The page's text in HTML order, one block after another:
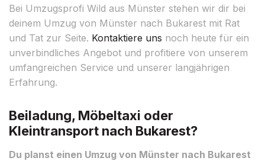
Bei Umzugsprofi Wild aus Münster stehen wir dir bei
deinem Umzug von Münster nach Bukarest mit Rat
und Tat zur Seite. Kontaktiere uns noch heute für ein
unverbindliches Angebot und profitiere von unserem
umfangreichen Service und unserer langjährigen
Erfahrung.
Beiladung, Möbeltaxi oder
Kleintransport nach Bukarest?
Du planst einen Umzug von Münster nach Bukarest